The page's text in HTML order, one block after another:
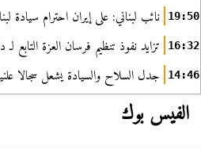
19:50 نائب لبناني: على إيران احترام سيادة
16:32 تزايد نفوذ تنظيم فرسان العزة
14:46 جدل السلاح والسيادة يشعل سجالا
الفيس بوك